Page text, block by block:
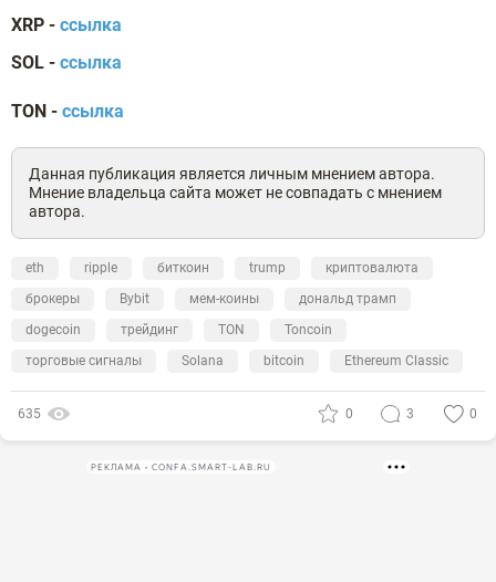
XRP - ссылка
SOL - ссылка
TON - ссылка
Данная публикация является личным мнением автора.
Мнение владельца сайта может не совпадать с мнением
автора.
eth ripple биткоин trump
криптовалюта
брокеры
Bybit мем-коины
дональд трамп
dogecoin
трейдинг TON
Toncoin
торговые сигналы
Solana bitcoin Ethereum Classic
635 0 3 0
РЕКЛАМА • CONFA.SMART-LAB.RU